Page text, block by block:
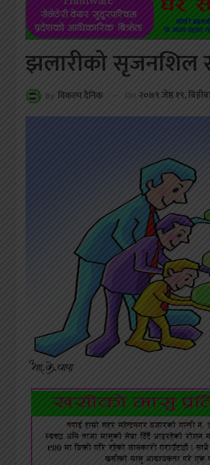
झलारीको सृजनशिल
By विकल्प दैनिक On २०७९ जेष्ठ १९,